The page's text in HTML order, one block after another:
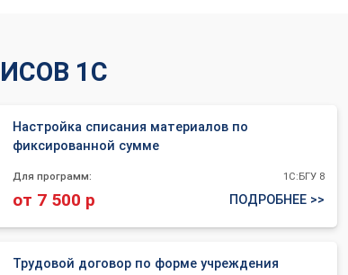
1С
Настройка списания материалов по
фиксированной сумме
Для программ: 1С:БГУ 8
от 7 500 р ПОДРОБНЕЕ >>
Трудовой договор по форме учреждения